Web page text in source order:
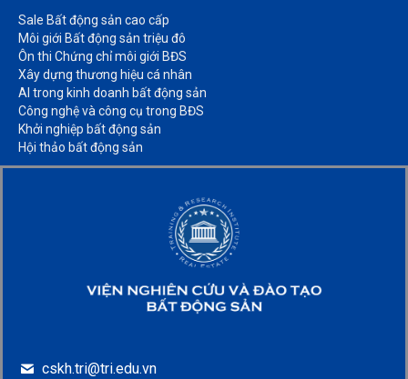
Sale Bất động sản cao cấp​
Môi giới Bất động sản triệu đô​
Ôn thi Chứng chỉ môi giới BĐS​
Xây dựng thương hiệu cá nhân​
AI trong kinh doanh bất động sản​
Công nghệ và công cụ trong BĐS​
Khởi nghiệp bất động sản​
Hội thảo bất động sản​
cskh.tri@tri.edu.vn